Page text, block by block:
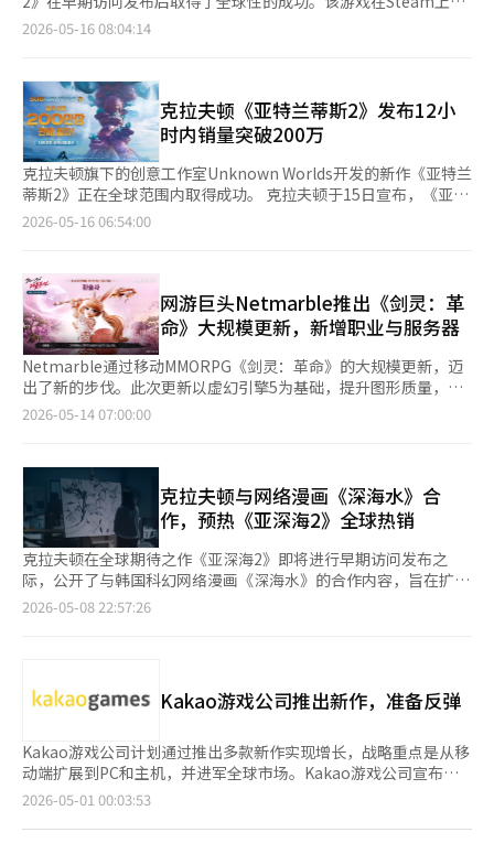
果累计收入超过100万美元，就需要支付超出部分的5%作为版
税。对于成功的热门游戏来说，可能会产生数十亿甚至数百亿的版
需的开发人员和维护成本、最新硬件的适应、新平台的支持等因
素，使用经过验证的商业引擎在生产力和运营效率方面更具优势。
业内人士表示：“过去，自有引擎是技术竞争力的象征，但最近，
内容开发的速度和服务的稳定性变得更加重要。引擎更换不仅是图
形改善，更是为未来10年以上的游戏服务奠定基础的工作。”※
本报道经人工智能（AI）系统翻译与编辑。
进入中国市场，将成为检验该IP在华市场影响力的重要标志。 《夜
鸦》由韩国游戏开发商MADNGINE开发、娱美德发行，采用虚幻
特色。该作已在韩国及全球市场取得不俗成绩，目前正积极推进中
国市场上线准备工作。 娱美德方面表示，随着计划进入中国市场
的游戏产品持续增加，有必要进一步强化本地业务支持体系，新设
北京法人正是为了更高效地支持未来产品在华发行及运营。
采用虚幻引擎5，具有高质量的图形和故事演绎，特色是基于三人
小队的实时标签玩法。 Netmarble相关人士表示：“作为《怪物
可以享受的体验内容和官方周边商品，希望能吸引众多用户前来，
共同创造美好回忆。” 关于快闪店和游戏的详细信息，可以在
《怪物养成：星际潜水》的官方网站和论坛上查看。 ※ 本报道经
人工智能（AI）系统翻译与编辑。
持全球最高销售额，并在发布12小时内累计销量突破200万，成为
万。该游戏在早期访问发布当天销量就突破了100万，仅用12小时
销量便翻了一番。 同时在线人数也大幅增加。Steam、Epic游戏
商店和Xbox合计的最高同时在线人数达到了65万1000人。Steam
平台的单一最高同时在线人数为46万7000人。这一数字相比于
2018年发布的前作《深海探险》的最高同时在线人数约5万1000
人，扩大了约9倍。 《深海探险2》目前在Steam全球销售游戏排
名中保持第一。用户评价也记录为“非常积极”，显示出持续的热
销趋势。该游戏在发布前曾连续36周保持Steam全球愿望单第一
Twitch的最高同时观看人数达到了41万3000人，位居所有类别第
一。YouTube直播和Naver直播分别记录了最高同时观看人数10万
9000人和1万4000人，均进入游戏类别的前列。 用户对基于虚幻
引擎5的水下图形和系列首个四人合作多人游戏元素给予了高度评
价。游戏在继承前作生存和制作系统、探索为中心的叙事优势的同
时，增强了多人游戏体验。 《深海探险2》以与前作不同的外星行
星为背景。玩家需要探索未知的深海生态系统，收集资源并建立生
存基地。游戏设计支持最多四人合作模式，玩家可以与伙伴共同进
示：“《深海探险2》的早期访问是与全球玩家共同探索未知深海
的冒险开始。玩家的声音是我们前进方向的指南针，我们将以此为
基础，完善更深层次的生存体验。” 此次《深海探险2》的成功预
计将对克拉夫顿的全球发行竞争力产生积极影响。克拉夫顿在
《PUBG：绝地求生》之后，持续推动多样化的全球IP获取和类型
扩展，而《深海探险2》也显示出成为代表性全球品牌的潜力。 尤
其是在早期访问阶段就获得了大量用户的涌入和社区反应，因此在
未来正式发布过程中，内容扩展和长期热销的可能性备受关注。克
并实现全球销售第一，这是全球玩家对我们的高度信任的体现。早
期访问是对这种支持的第一步，期待未来倾听玩家的声音，共同完
2026-05-16 08:04:14
克拉夫顿《亚特兰蒂斯2》发布12小
时内销量突破200万
克拉夫顿旗下的创意工作室Unknown Worlds开发的新作《亚特兰
蒂斯2》正在全球范围内取得成功。 克拉夫顿于15日宣布，《亚特
兰蒂斯2》在早期访问发布12小时内，累计销量突破200万张。
高同时在线人数为46万7000人。 玩家的初步反应也非常积极。
Steam用户评价为“非常积极”，并在发布前达成了500万的愿望
清单，充分满足了玩家的期待。 此前，《亚特兰蒂斯2》在早期访
问发布当天就突破了100万的累计销量，并登上了Steam全球最高
销售游戏排行榜的第一位。 用户评论中提到的主要赞誉包括：基
于虚幻引擎5的真实水下视觉效果、系列首次支持的4人合作模式、
生存与制作系统，以及引人入胜的故事情节。 《亚特兰蒂斯2》是
被誉为海洋生存类游戏代表作的《亚特兰蒂斯》系列的正式续作。
术更加生动地呈现了未知的海洋生态系统。 此外，系列首次支持
最多4人合作游戏，让玩家能够共同制定生存策略并分享探索的成
就。 克拉夫顿总裁李镇亨表示：“早期访问的发布是回应玩家支
持的第一步，未来我们将继续倾听用户的意见，共同完善游
戏。”※ 本报道经人工智能（AI）系统翻译与编辑。
2026-05-16 06:54:00
网游巨头Netmarble推出《剑灵：革
命》大规模更新，新增职业与服务器
Netmarble通过移动MMORPG《剑灵：革命》的大规模更新，迈
出了新的步伐。此次更新以虚幻引擎5为基础，提升图形质量，并
推出新职业和新服务器，旨在增强长期服务的竞争力。
Netmarble FNC的柳在成导演、李煥鍾策划团队长以及
Netmarble的郑承焕事业本部长出席，介绍了更新的方向和主要
内容。 此次更新的核心是引擎转换。Netmarble将《剑灵：革
命》的游戏引擎更换为虚幻引擎5，并全面重构了游戏内的主要区
域，如无一峰、英林村和机缘绝壁。增强了草木的密度、色彩和光
反射表现等环境细节，同时改善了主要物体的纹理分辨率和远景地
标的表现。 实时光照技术也得到了应用。光线自然地反射在墙壁
和地面上，阴影和黑暗空间的表现得到了立体化的改善，从而提升
两个目标：第一是通过引擎升级实现视觉创新，第二是将原作的乐
增了新的体型。新体型‘长身林族’在保留原有林族可爱娇小魅力
的同时，满足了用户对更成熟和修长比例的需求。耳朵和尾巴的自
定义选项也得到了扩展。 新职业‘幻术师’也已公开。幻术师与
以强大武功为中心的现有职业不同，利用幻觉和干扰进行战斗。通
过在周围洒下星星，并使用幻术使自己看起来像星星，来躲避敌人
2026-05-14 07:00:00
克拉夫顿与网络漫画《深海水》合
作，预热《亚深海2》全球热销
克拉夫顿在全球期待之作《亚深海2》即将进行早期访问发布之
际，公开了与韩国科幻网络漫画《深海水》的合作内容，旨在扩大
粉丝基础。作为克拉夫顿今年推出的首款PC新作，此次营销活动
布前便受到全球玩家的高度关注。自去年9月以来，该游戏在
Steam全球愿望清单上连续34周排名第一，被认为是今年最受期
内容，专注于提升用户的期待感。 克拉夫顿在发布前公开了与网
络漫画《深海水》的合作特别视频。《深海水》讲述了在经历70年
持续降雨后，海平面上升的地球上，与巨大深海生物“利维坦”对
抗求生的故事，该漫画曾获得科幻奖等多个奖项。该作品不仅在国
内，还在8个国家出口了单行本，获得了作品的认可。 此次合作视
2026-05-08 22:57:26
Kakao游戏公司推出新作，准备反弹
Kakao游戏公司计划通过推出多款新作实现增长，战略重点是从移
动端扩展到PC和主机，并进军全球市场。Kakao游戏公司宣布，
将在明年之前陆续发布主要新作，以实现业务多元化和规模增长。
季度，Lionheart Studio的MMORPG《奥丁Q》将发布。这是《奥
2026-05-01 00:03:53
页